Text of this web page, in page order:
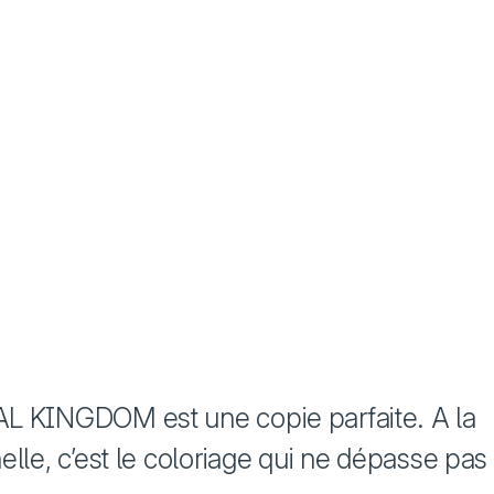
KINGDOM est une copie parfaite. A la
c’est le coloriage qui ne dépasse